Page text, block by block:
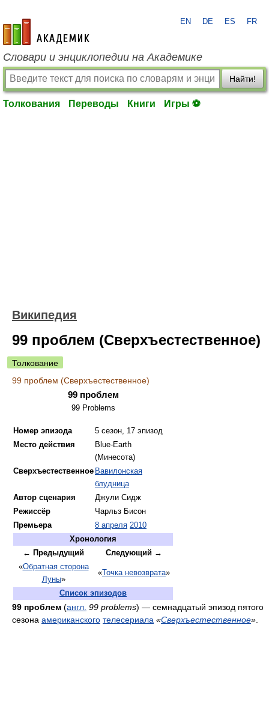
academic.ru
EN DE ES FR
Словари и энциклопедии на Академике
Найти!
Толкования Переводы Книги Игры ⚽
Википедия
99 проблем (Сверхъестественное)
Толкование
99 проблем (Сверхъестественное)
99 проблем
99 Problems
Номер эпизода
5 сезон, 17 эпизод
Место действия
Blue-Earth
(Минесота)
Сверхъестественное Вавилонская
блудница
Автор сценария
Джули Сидж
Режиссёр
Чарльз Бисон
Премьера
8 апреля 2010
Хронология
← Предыдущий
Следующий →
«Обратная сторона
Луны»
« Точка невозврата»
Список эпизодов
99 проблем (англ. 99 problems) — семнадцатый эпизод пятого
сезона американского телесериала «Сверхъестественное»